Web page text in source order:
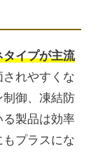
タイプが主流
れやすくな
御、凍結防
製品は効率
プラスにな